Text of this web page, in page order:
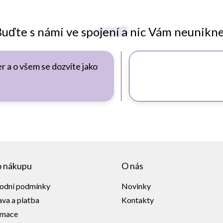
s námi ve spojení a nic Vám
o všem se dozvíte jako
nákupu
podmínky
a platba
O nás
Novinky
Kontakty